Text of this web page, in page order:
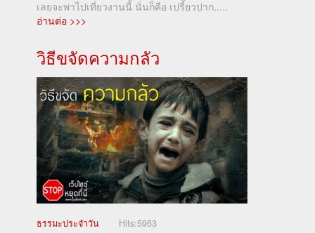
เลยจะพาไปเที่ยวงานนี้ นั่นก็คือ เปรี้ยวปาก.....
อ่านต่อ >>>
วิธีขจัดความกลัว
ธรรมะประจำวัน Hits:5953